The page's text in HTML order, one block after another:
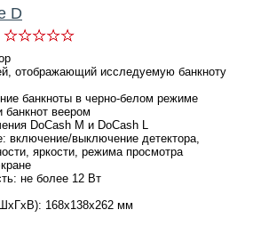
D
отображающий исследуемую банкноту
банкноты в черно-белом режиме
банкнот веером
DoCash M и DoCash L
включение/выключение детектора,
яркости, режима просмотра
не более 12 Вт
168х138х262 мм